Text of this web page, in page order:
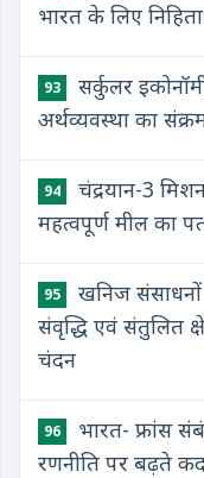
भारत के लिए
93
सर्कुलर
अर्थव्यवस्था का
94
चंद्रयान-3
महत्वपूर्ण मील का
95
खनिज
संवृद्धि एवं संतुलित
चंदन
96
भारत- फ्रांस
रणनीति पर बढ़ते